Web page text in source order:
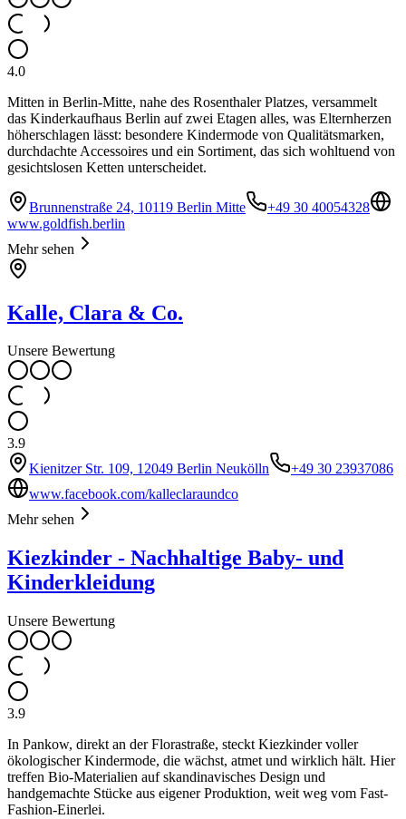
4.0
Mitten in Berlin-Mitte, nahe des Rosenthaler Platzes, versammelt
das Kinderkaufhaus Berlin auf zwei Etagen alles, was Elternherzen
höherschlagen lässt: besondere Kindermode von Qualitätsmarken,
durchdachte Accessoires und ein Sortiment, das sich wohltuend von
gesichtslosen Ketten unterscheidet.
Brunnenstraße 24, 10119 Berlin Mitte
+49 30 40054328
www.goldfish.berlin
Mehr sehen
Kalle, Clara & Co.
Unsere Bewertung
3.9
Kienitzer Str. 109, 12049 Berlin Neukölln
+49 30 23937086
www.facebook.com/kalleclaraundco
Mehr sehen
Kiezkinder - Nachhaltige Baby- und
Kinderkleidung
Unsere Bewertung
3.9
In Pankow, direkt an der Florastraße, steckt Kiezkinder voller
ökologischer Kindermode, die wächst, atmet und wirklich hält. Hier
treffen Bio-Materialien auf skandinavisches Design und
handgemachte Stücke aus eigener Produktion, weit weg vom Fast-
Fashion-Einerlei.